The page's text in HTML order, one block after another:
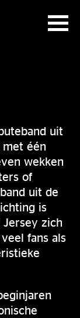
uit
één
wekken
of
uit de
is
zich
fans als